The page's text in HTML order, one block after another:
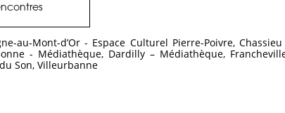
au-Mont-d’Or - Espace Culturel Pierre-Poivre,
- Médiathèque, Dardilly – Médiathèque,
Son, Villeurbanne